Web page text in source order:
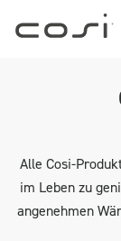
Alle Cosi-
im Leben zu
angenehmen